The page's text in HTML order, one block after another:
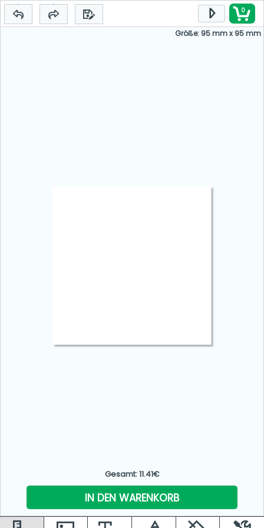
0
Größe: 95 mm x 95 mm
Gesamt: 11.41€
IN DEN WARENKORB